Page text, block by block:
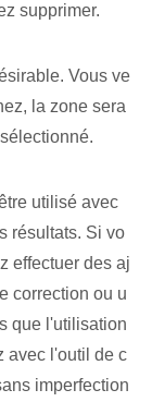
supprimer.
Vous ve
la zone sera
utilisé avec
résultats. Si vo
effectuer des aj
correction ou u
que l'utilisation
avec l'outil de c
imperfection